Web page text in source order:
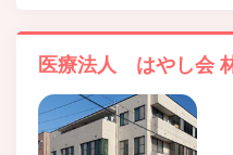
医療法人 はやし会